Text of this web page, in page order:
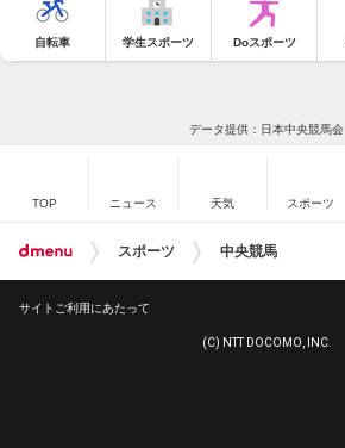
自転車 学生スポーツ Doスポーツ
データ提供：日本中央競馬会
TOP ニュース 天気 スポーツ
スポーツ 中央競馬
サイトご利用にあたって
(C) NTT DOCOMO, INC.